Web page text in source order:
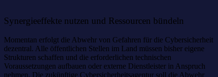
Synergieeffekte nutzen und Ressourcen bündeln
Momentan erfolgt die Abwehr von Gefahren für die Cybersicherheit
dezentral. Alle öffentlichen Stellen im Land müssen bisher eigene
Strukturen schaffen und die erforderlichen technischen
Voraussetzungen aufbauen oder externe Dienstleister in Anspruch
nehmen. Die zukünftige Cybersicherheitsagentur soll die Abwehr